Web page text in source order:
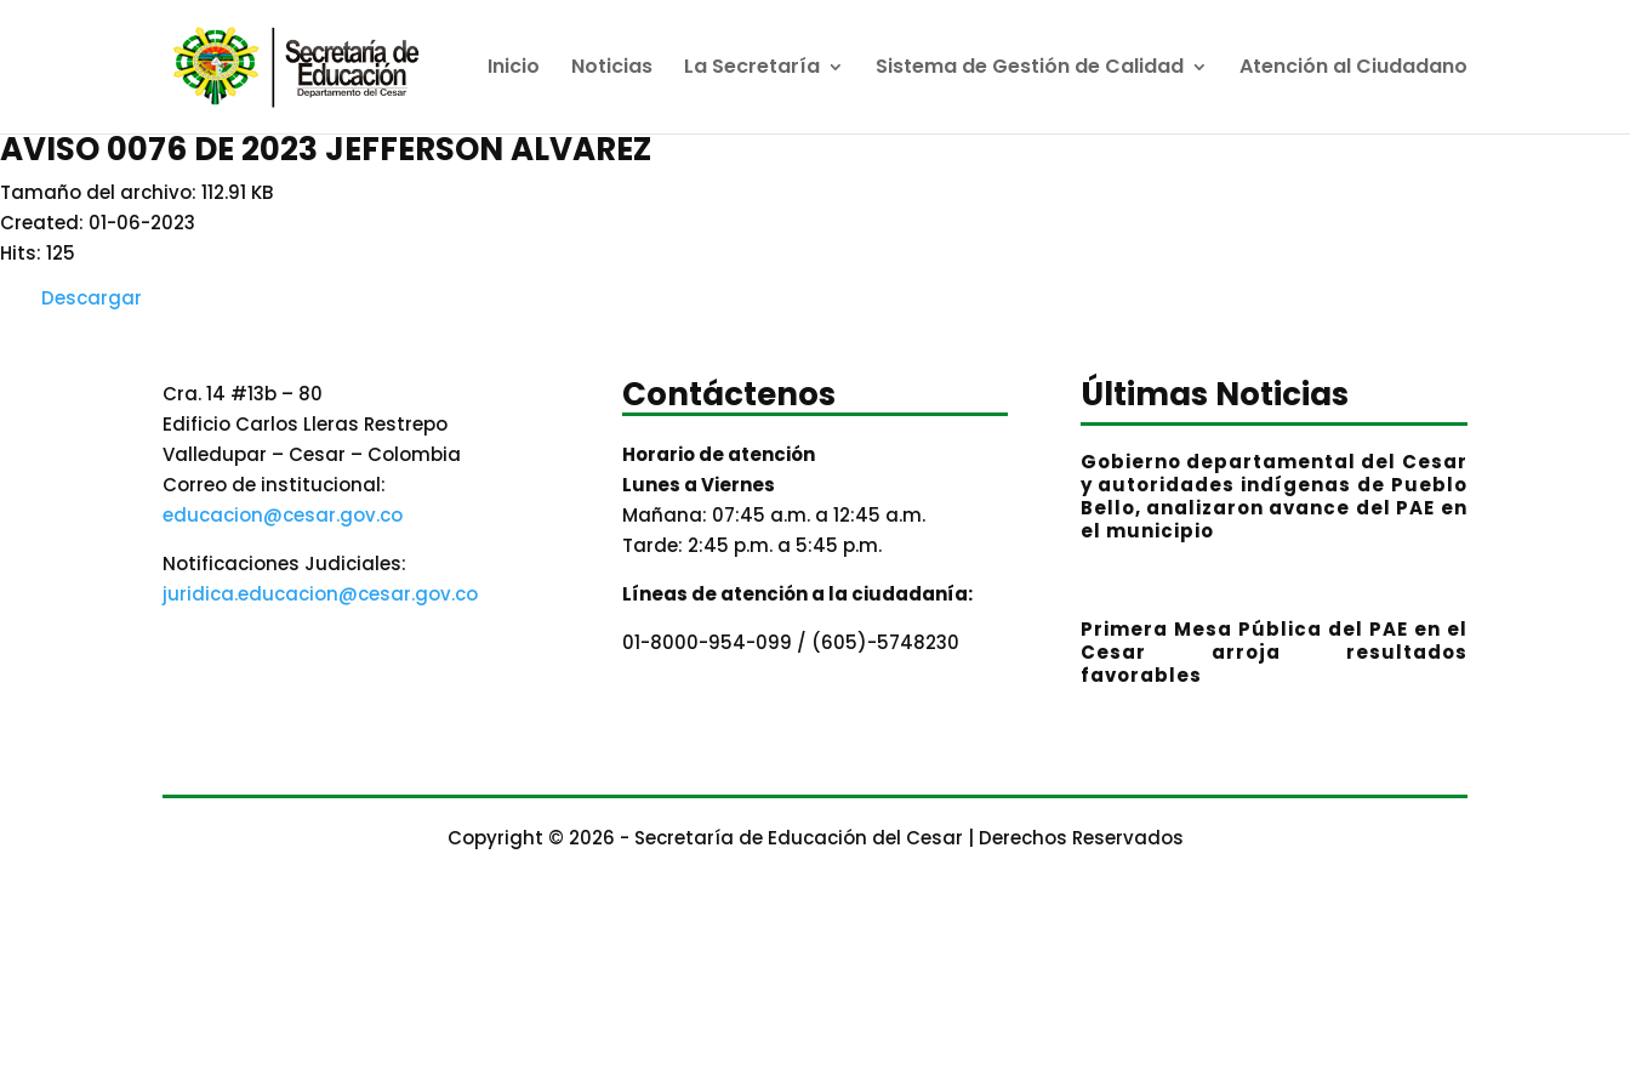
Inicio Noticias La Secretaría Sistema de Gestión de Calidad Atención al Ciudadano
AVISO 0076 DE 2023 JEFFERSON ALVAREZ
Tamaño del archivo: 112.91 KB
Created: 01-06-2023
Hits: 125
Descargar
Cra. 14 #13b – 80
Edificio Carlos Lleras Restrepo
Valledupar – Cesar – Colombia
Correo de institucional:
educacion@cesar.gov.co
Notificaciones Judiciales:
juridica.educacion@cesar.gov.co
Contáctenos
Horario de atención
Lunes a Viernes
Mañana: 07:45 a.m. a 12:45 a.m.
Tarde: 2:45 p.m. a 5:45 p.m.
Líneas de atención a la ciudadanía:
01-8000-954-099 / (605)-5748230
Últimas Noticias
Gobierno departamental del Cesar
y autoridades indígenas de Pueblo
Bello, analizaron avance del PAE en
el municipio
Primera Mesa Pública del PAE en el
Cesar arroja resultados
favorables
Copyright © 2026 - Secretaría de Educación del Cesar | Derechos Reservados